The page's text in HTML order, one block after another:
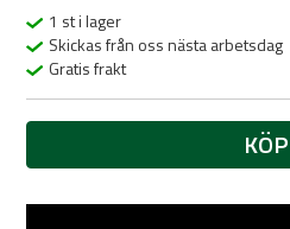
1 st i lager
Skickas från oss nästa arbetsdag
Gratis frakt
KÖP